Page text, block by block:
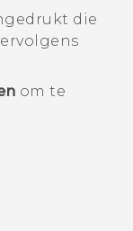
die
om te